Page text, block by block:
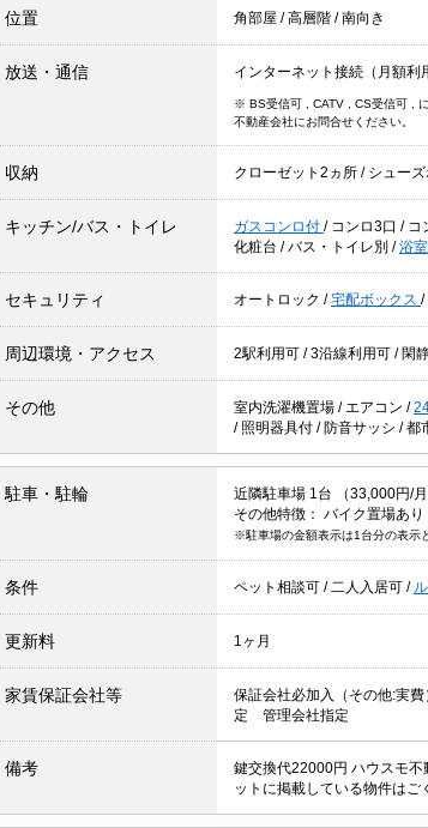
位置 角部屋 /高層階 /南向き
放送・通信 インターネット接続（月額利
※ BS受信可 , CATV , CS受信可 ,
不動産会社にお問合せください。
収納 クローゼット2ヵ所 / シュー
キッチン/バス・トイレ ガスコンロ付 / コンロ3口 / コ
化粧台 /バス・トイレ別 /浴
セキュリティ オートロック /宅配ボックス /
周辺環境・アクセス 2駅利用可 /3沿線利用可 / 閑
その他 室内洗濯機置場 / エアコン /
/ 照明器具付 / 防音サッシ /都
駐車・駐輪 近隣駐車場 1台 （33,000円/
その他特徴： バイク置場あり
※駐車場の金額表示は1台分の表示
条件 ペット相談可 / 二人入居可 /
更新料 1ヶ月
家賃保証会社等
保証会社必加入（その他:実
定 管理会社指定
備考
鍵交換代22000円 ハウスモ
ットに掲載している物件はご